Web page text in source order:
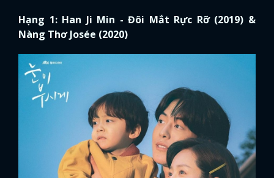
Hạng 1: Han Ji Min - Đôi Mắt Rực Rỡ (2019) &
Nàng Thơ Josée (2020)